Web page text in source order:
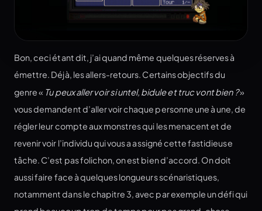
Bon, ceci étant dit, j’ai quand même quelques réserves à
émettre. Déjà, les allers-retours. Certains objectifs du
genre « Tu peux aller voir si untel, bidule et truc vont bien ?»
vous demandent d’aller voir chaque personne une à une, de
régler leur compte aux monstres qui les menacent et de
revenir voir l’individu qui vous a assigné cette fastidieuse
tâche. C’est pas folichon, on est bien d’accord. On doit
aussi faire face à quelques longueurs scénaristiques,
notamment dans le chapitre 3, avec par exemple un défi qui